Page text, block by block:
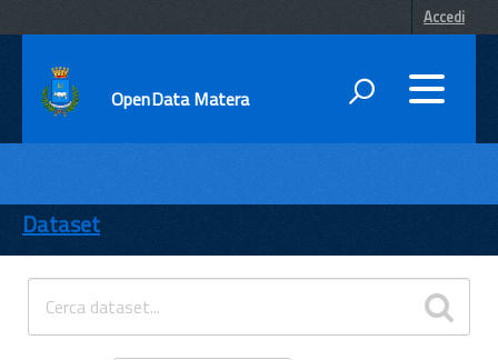
Accedi
OpenData Matera
ENTI
TEMI
INFORMAZIONI
Dataset